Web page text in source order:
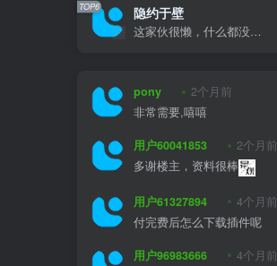
TOP6 隐约于壁
这家伙很懒，什么都没有写...
pony 2个月前
非常需要,嘻嘻
用户60041853 2个月前
多谢楼主，资料很棒
用户61327894 4个月前
付完费后怎么下载插件呢
用户96983666 4个月前